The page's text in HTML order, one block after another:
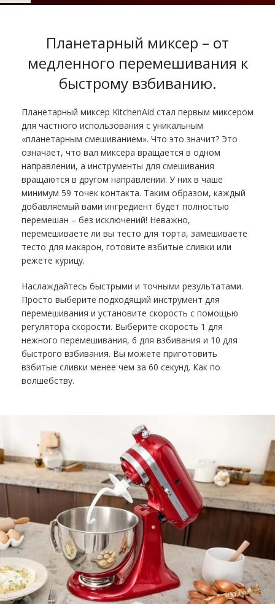
Планетарный миксер – от
медленного перемешивания к
быстрому взбиванию.
Планетарный миксер KitchenAid стал первым миксером
для частного использования с уникальным
«планетарным смешиванием». Что это значит? Это
означает, что вал миксера вращается в одном
направлении, а инструменты для смешивания
вращаются в другом направлении. У них в чаше
минимум 59 точек контакта. Таким образом, каждый
добавляемый вами ингредиент будет полностью
перемешан – без исключений! Неважно,
перемешиваете ли вы тесто для торта, замешиваете
тесто для макарон, готовите взбитые сливки или
режете курицу.
Наслаждайтесь быстрыми и точными результатами.
Просто выберите подходящий инструмент для
перемешивания и установите скорость с помощью
регулятора скорости. Выберите скорость 1 для
нежного перемешивания, 6 для взбивания и 10 для
быстрого взбивания. Вы можете приготовить
взбитые сливки менее чем за 60 секунд. Как по
волшебству.